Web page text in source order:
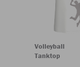
Volleyball
Tanktop